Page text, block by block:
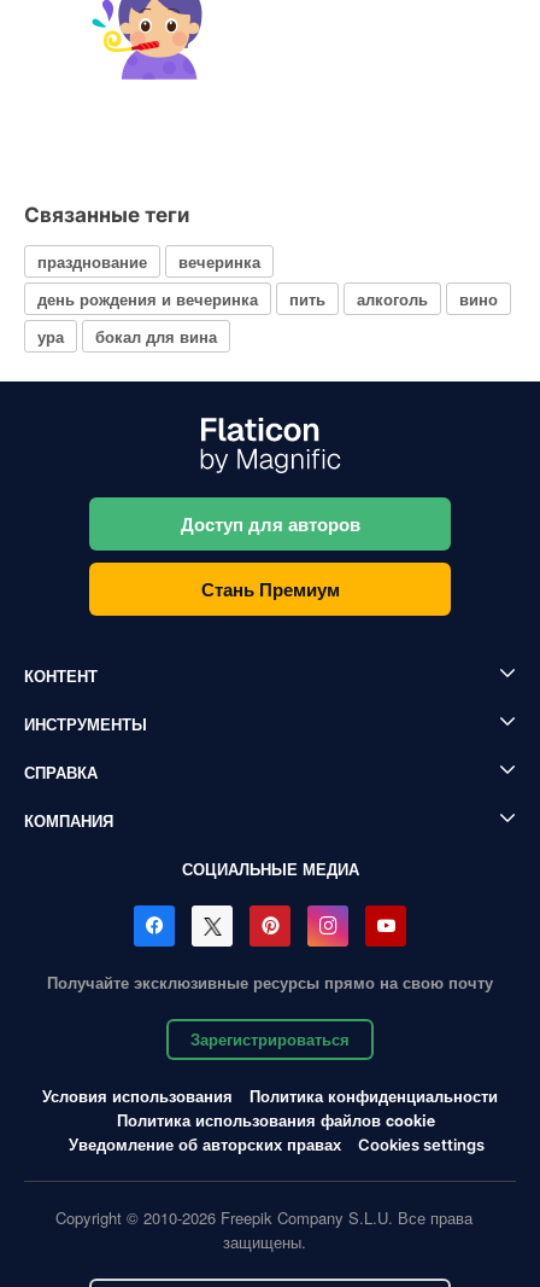
Связанные теги
празднование
вечеринка
день рождения и вечеринка
пить алкоголь
вино
ура
бокал для вина
Доступ для авторов
Стань Премиум
КОНТЕНТ
ИНСТРУМЕНТЫ
СПРАВКА
КОМПАНИЯ
СОЦИАЛЬНЫЕ МЕДИА
Получайте эксклюзивные ресурсы прямо на свою почту
Зарегистрироваться
Условия использования
Политика конфиденциальности
Политика использования файлов cookie
Уведомление об авторских правах
Cookies settings
Copyright © 2010-2026 Freepik Company S.L.U. Все права
защищены.